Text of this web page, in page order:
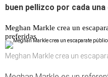
buen pellizco por cada
Meghan Markle crea un
preferidas
Meghan Markle crea un